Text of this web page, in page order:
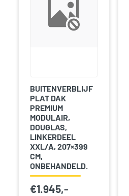
BUITENVERBLIJF
PLAT DAK
PREMIUM
MODULAIR,
DOUGLAS,
LINKERDEEL
XXL/A, 207×399
CM,
ONBEHANDELD.
€1.945,-